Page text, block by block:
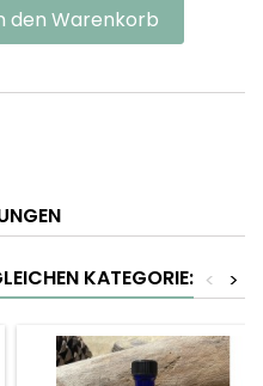
den Warenkorb
KATEGORIE: >
<